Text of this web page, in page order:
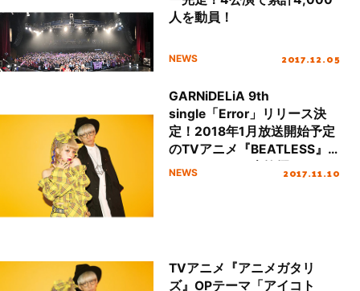
人を動員！
NEWS 2017.12.05
GARNiDELiA 9th
single「Error」リリース決
定！2018年1月放送開始予定
のTVアニメ『BEATLESS』
のOPテーマに大抜擢！！
NEWS 2017.11.10
TVアニメ『アニメガタリ
ズ』OPテーマ「アイコト